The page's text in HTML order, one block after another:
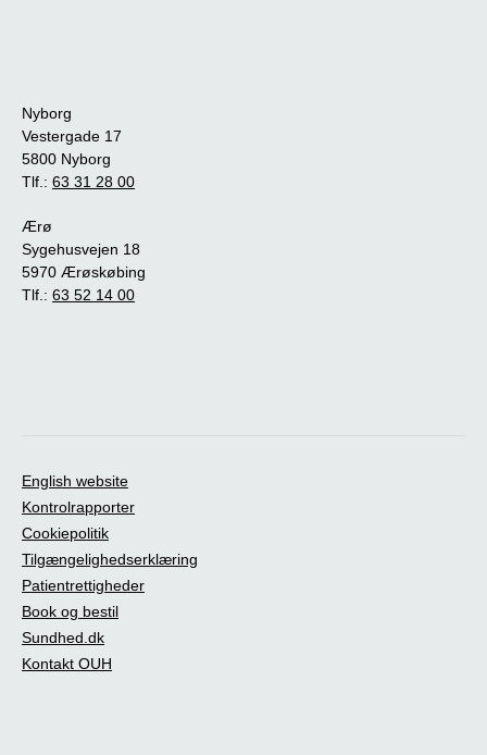
Nyborg
Vestergade 17
5800 Nyborg
Tlf.: 63 31 28 00
Ærø
Sygehusvejen 18
5970 Ærøskøbing
Tlf.: 63 52 14 00
English website
Kontrolrapporter
Cookiepolitik
Tilgængelighedserklæring
Patientrettigheder
Book og bestil
Sundhed.dk
Kontakt OUH